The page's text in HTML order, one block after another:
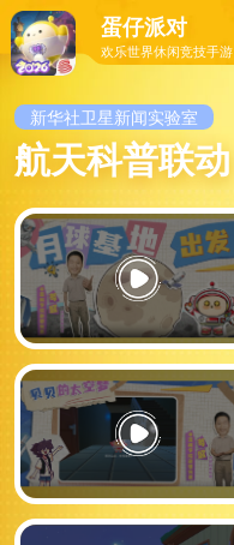
蛋仔派对
欢乐世界休闲竞技手游
新华社卫星新闻实验室
航天科普联动